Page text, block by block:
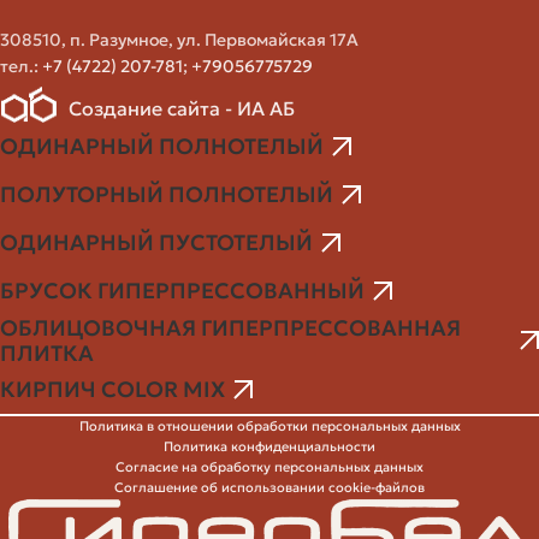
заводов-производителей. Вариант зависит от объёма
заказа, срочности и необходимости доставки. Коротко
о вариантах и их преимуществах.
Дальше — практическая разбивка: где искать, как
оценивать продавца и что уточнять при заказе.
Типы поставщиков
Завод-производитель - лучший вариант по цене при
крупных объёмах и если нужен стабильный сорт.
Оптовые базы и склады - удобны для средних
объёмов, часто предлагают доставку и разгрузку.
Розничные магазины строительных материалов -
подходят для небольших заказов и срочных покупок.
Онлайн-магазины и маркетплейсы - удобно сравнить
цены, но проверяйте отзывы и условия доставки.
308510, п. Разумное, ул. Первомайская 17А
тел.: +7 (4722) 207-781; +79056775729
Создание сайта - ИА АБ
ОДИНАРНЫЙ ПОЛНОТЕЛЫЙ
ПОЛУТОРНЫЙ ПОЛНОТЕЛЫЙ
ОДИНАРНЫЙ ПУСТОТЕЛЫЙ
БРУСОК ГИПЕРПРЕССОВАННЫЙ
ОБЛИЦОВОЧНАЯ ГИПЕРПРЕССОВАННАЯ
ПЛИТКА
КИРПИЧ COLOR MIX
Политика в отношении обработки персональных данных
Политика конфиденциальности
Согласие на обработку персональных данных
Соглашение об использовании cookie-файлов